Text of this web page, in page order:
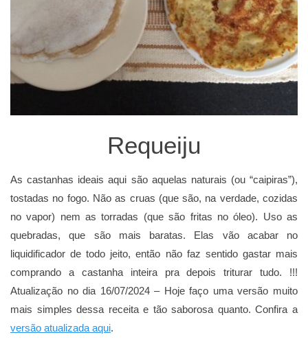
Requeiju
As castanhas ideais aqui são aquelas naturais (ou “caipiras”),
tostadas no fogo. Não as cruas (que são, na verdade, cozidas
no vapor) nem as torradas (que são fritas no óleo). Uso as
quebradas, que são mais baratas. Elas vão acabar no
liquidificador de todo jeito, então não faz sentido gastar mais
comprando a castanha inteira pra depois triturar tudo. !!!
Atualização no dia 16/07/2024 – Hoje faço uma versão muito
mais simples dessa receita e tão saborosa quanto. Confira a
versão atualizada aqui.